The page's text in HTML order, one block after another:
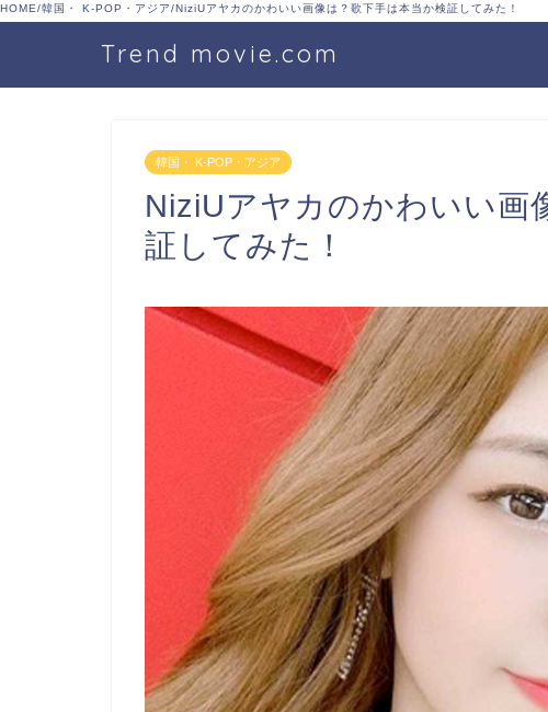
HOME/韓国・ K-POP・アジア/NiziUアヤカのかわいい画像は？歌下手は本当か検証してみた！
Trend movie.com
韓国・ K-POP・アジア
NiziUアヤカのかわいい画
証してみた！